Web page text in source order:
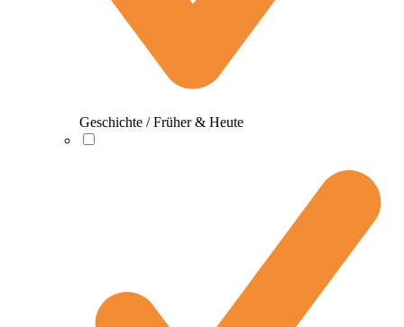
Geschichte / Früher & Heute